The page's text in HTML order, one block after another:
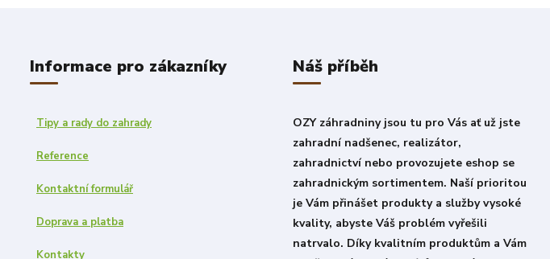
Informace pro zákazníky
Tipy a rady do zahrady
Reference
Kontaktní formulář
Doprava a platba
Kontakty
Náš příběh
OZY záhradniny jsou tu pro Vás ať už jste
zahradní nadšenec, realizátor,
zahradnictví nebo provozujete eshop se
zahradnickým sortimentem. Naší prioritou
je Vám přinášet produkty a služby vysoké
kvality, abyste Váš problém vyřešili
natrvalo. Díky kvalitním produktům a Vám